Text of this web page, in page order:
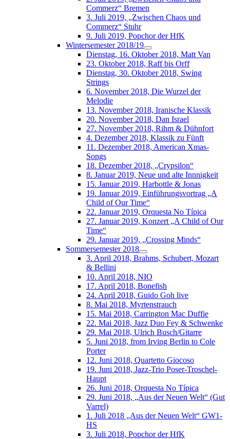
Commerz“ Bremen
3. Juli 2019, „Zwischen Chaos und
Commerz“ Stuhr
9. Juli 2019, Popchor der HfK
Wintersemester 2018/19
Dienstag, 16. Oktober 2018, Matt Van
23. Oktober 2018, Raff bis Orff
Dienstag, 30. Oktober 2018, Swing
Strings
6. November 2018, Die Wurzel der
Melodie
13. November 2018, Iranische Klassik
20. November 2018, Dan Israel
27. November 2018, Rihm & Dühnfort
4. Dezember 2018, Klassik zu Fünft
11. Dezember 2018, American Xmas-
Songs
18. Dezember 2018, „Crypsilon“
8. Januar 2019, Neue und alte Innnigkeit
15. Januar 2019, Harbottle & Jonas
19. Januar 2019, Einführungsvortrag „A
Child of Our Time“
22. Januar 2019, Orquesta No Típica
27. Januar 2019, Konzert „A Child of Our
Time“
29. Januar 2019, „Crossing Minds“
Sommersemester 2018
3. April 2018, Brahms, Schubert, Mozart
& Bellini
10. April 2018, NIO
17. April 2018, Bonefish
24. April 2018, Guido Goh live
8. Mai 2018, Myrtenstrauch
15. Mai 2018, Carrington Mac Duffie
22. Mai 2018, Jazz Duo Fey & Schwenke
29. Mai 2018, Ulrich Busch/Gitarre
5. Juni 2018, from Irving Berlin to Cole
Porter
12. Juni 2018, Quartetto Giocoso
19. Juni 2018, Jazz-Trio Poser-Troschel-
Haupt
26. Juni 2018, Orquesta No Típica
29. Juni 2018, „Aus der Neuen Welt“ (Gut
Varrel)
1. Juli 2018 „Aus der Neuen Welt“ GW1-
HS
3. Juli 2018, Popchor der HfK